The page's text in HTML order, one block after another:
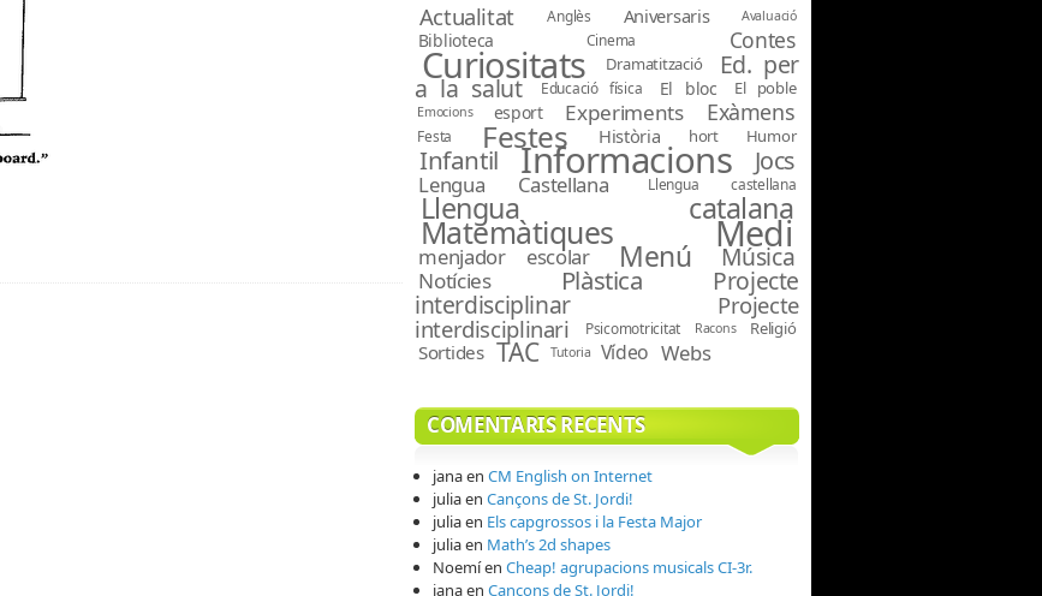
Actualitat Anglès Aniversaris Avaluació
Biblioteca Cinema Contes
Curiositats Dramatització Ed. per
a la salut Educació física El bloc El poble
Emocions esport Experiments Exàmens
Festa Festes Història hort Humor
Infantil Informacions Jocs
Lengua Castellana Llengua castellana
Llengua catalana
Matemàtiques Medi
menjador escolar Menú Música
Notícies Plàstica Projecte
interdisciplinar
Projecte
interdisciplinari
Psicomotricitat Racons Religió
Sortides TAC Tutoria Vídeo Webs
COMENTARIS RECENTS
janaen CM English on Internet
juliaen Cançons de St. Jordi!
juliaen Els capgrossos i la Festa Major
juliaen Math’s 2d shapes
Noemíen Cheap! agrupacions musicals CI-3r.
janaen Cançons de St. Jordi!